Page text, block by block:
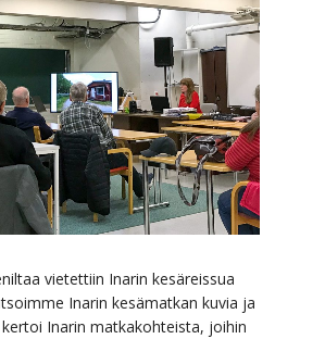
vietettiin Inarin kesäreissua
Inarin kesämatkan kuvia ja
kertoi Inarin matkakohteista, joihin